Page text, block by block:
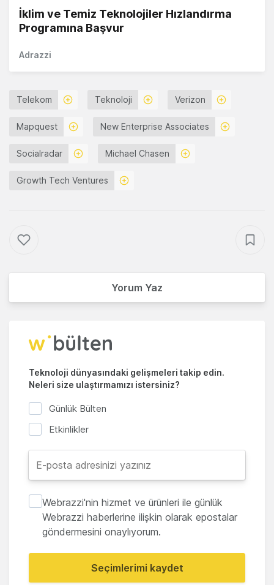
İklim ve Temiz Teknolojiler Hızlandırma
Programına Başvur
Adrazzi
Telekom Teknoloji Verizon
Mapquest New Enterprise Associates
Socialradar Michael Chasen
Growth Tech Ventures
Yorum Yaz
Teknoloji dünyasındaki gelişmeleri takip edin.
Neleri size ulaştırmamızı istersiniz?
Günlük Bülten
Etkinlikler
Webrazzi'nin hizmet ve ürünleri ile günlük
Webrazzi haberlerine ilişkin olarak epostalar
göndermesini onaylıyorum.
Seçimlerimi kaydet